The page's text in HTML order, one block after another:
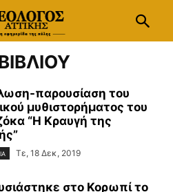
παρουσίαση του
μυθιστορήματος του
“Η Κραυγή της
Τε, 18 Δεκ, 2019
στο Κορωπί το